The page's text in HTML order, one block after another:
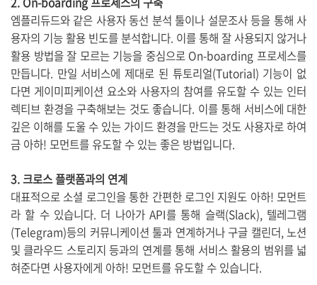
엠플리듀드와 같은 사용자 동선 분석 툴이나 설문조사 등을 통해 사
용자의 기능 활용 빈도를 분석합니다. 이를 통해 잘 사용되지 않거나
활용 방법을 잘 모르는 기능을 중심으로 On-boarding 프로세스를
만듭니다. 만일 서비스에 제대로 된 튜토리얼(Tutorial) 기능이 없
다면 게이미피케이션 요소와 사용자의 참여를 유도할 수 있는 인터
렉티브 환경을 구축해보는 것도 좋습니다. 이를 통해 서비스에 대한
깊은 이해를 도울 수 있는 가이드 환경을 만드는 것도 사용자로 하여
금 아하! 모먼트를 유도할 수 있는 좋은 방법입니다.
3. 크로스 플랫폼과의 연계
대표적으로 소셜 로그인을 통한 간편한 로그인 지원도 아하! 모먼트
라 할 수 있습니다. 더 나아가 API를 통해 슬랙(Slack), 텔레그램
(Telegram)등의 커뮤니케이션 툴과 연계하거나 구글 캘린더, 노션
및 클라우드 스토리지 등과의 연계를 통해 서비스 활용의 범위를 넓
혀준다면 사용자에게 아하! 모먼트를 유도할 수 있습니다.